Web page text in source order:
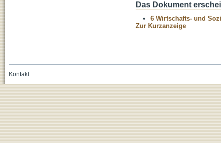
Das Dokument
6 Wirtschafts- und
Zur Kurzanzeige
Kontakt